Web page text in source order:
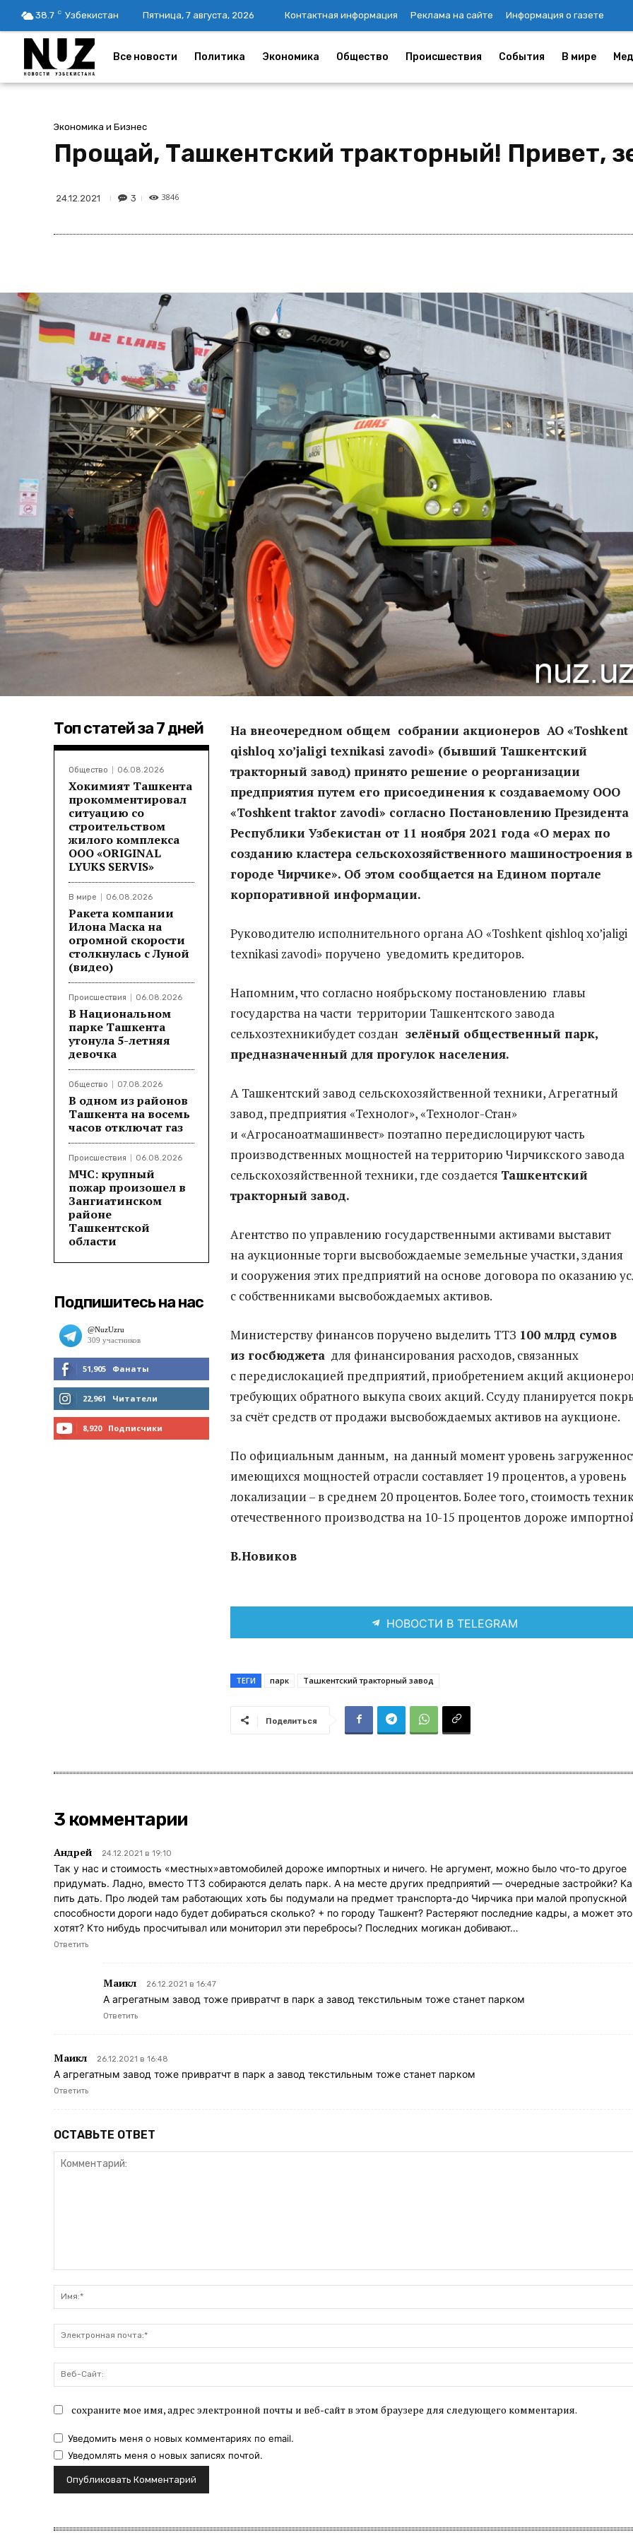
38.7 C Узбекистан Пятница, 7 августа, 2026 Контактная информация Реклама на сайте Информация о газете
Все новости Политика Экономика Общество Происшествия События В мире
Экономика и Бизнес
Прощай, Ташкентский тракторный! Привет,
24.12.2021 3 3846
Топ статей за 7 дней
Общество 06.08.2026
Хокимият Ташкента
прокомментировал
ситуацию со
строительством
жилого комплекса
ООО «ORIGINAL
LYUKS SERVIS»
В мире 06.08.2026
Ракета компании
Илона Маска на
огромной скорости
столкнулась с Луной
(видео)
Происшествия 06.08.2026
В Национальном
парке Ташкента
утонула 5-летняя
девочка
Общество 07.08.2026
В одном из районов
Ташкента на восемь
часов отключат газ
Происшествия 06.08.2026
МЧС: крупный
пожар произошел в
Зангиатинском
районе
Ташкентской
области
Подпишитесь на нас
51,905 Фанаты
МНЕ НРАВИТСЯ
22,961 Читатели
8,920 Подписчики
На внеочередном общем собрании акционеров АО «Toshkent
qishloq xo’jaligi texnikasi zavodi» (бывший Ташкентский
тракторный завод) принято решение о реорганизации
предприятия путем его присоединения к создаваемому ООО
«Toshkent traktor zavodi» согласно Постановлению Президента
Республики Узбекистан от 11 ноября 2021 года «О мерах по
созданию кластера сельскохозяйственного машиностроения в
городе Чирчике». Об этом сообщается на Едином портале
корпоративной информации.
Руководителю исполнительного органа АО «Toshkent qishloq xo’jaligi
texnikasi zavodi» поручено уведомить кредиторов.
Напомним, что согласно ноябрьскому постановлению главы
государства на части территории Ташкентского завода
сельхозтехникибудет создан зелёный общественный парк,
предназначенный для прогулок населения.
А Ташкентский завод сельскохозяйственной техники, Агрегатный
завод, предприятия «Технолог», «Технолог-Стан»
и «Агросаноатмашинвест» поэтапно передислоцируют часть
производственных мощностей на территорию Чирчикского завода
сельскохозяйственной техники, где создается Ташкентский
тракторный завод.
Агентство по управлению государственными активами выставит
на аукционные торги высвобождаемые земельные участки, здания
и сооружения этих предприятий на основе договора по оказанию
с собственниками высвобождаемых активов.
Министерству финансов поручено выделить ТТЗ 100 млрд сумов
из госбюджета для финансирования расходов, связанных
с передислокацией предприятий, приобретением акций
требующих обратного выкупа своих акций. Ссуду планируется
за счёт средств от продажи высвобождаемых активов на аукционе.
По официальным данным, на данный момент уровень
имеющихся мощностей отрасли составляет 19 процентов, а уровень
локализации – в среднем 20 процентов. Более того, стоимость
отечественного производства на 10-15 процентов дороже
В.Новиков
НОВОСТИ В TELEGRAM
ТЕГИ парк Ташкентский тракторный завод
Поделиться
3 комментарии
Андрей 24.12.2021 в 19:10
Так у нас и стоимость «местных»автомобилей дороже импортных и ничего. Не аргумент, можно было что-то другое
придумать. Ладно, вместо ТТЗ собираются делать парк. А на месте других предприятий — очередные застройки?
пить дать. Про людей там работающих хоть бы подумали на предмет транспорта-до Чирчика при малой пропускной
способности дороги надо будет добираться сколько? + по городу Ташкент? Растеряют последние кадры, а может
хотят? Кто нибудь просчитывал или мониторил эти перебросы? Последних могикан добивают…
Ответить
Маикл 26.12.2021 в 16:47
А агрегатным завод тоже привратчт в парк а завод текстильным тоже станет парком
Ответить
Маикл 26.12.2021 в 16:48
А агрегатным завод тоже привратчт в парк а завод текстильным тоже станет парком
Ответить
ОСТАВЬТЕ ОТВЕТ
сохраните мое имя, адрес электронной почты и веб-сайт в этом браузере для следующего комментария.
Уведомить меня о новых комментариях по email.
Уведомлять меня о новых записях почтой.